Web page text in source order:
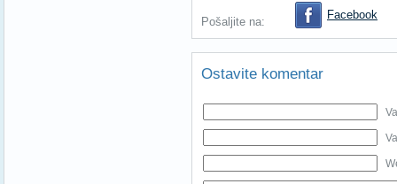
Pošaljite na:
Facebook
Ostavite komentar